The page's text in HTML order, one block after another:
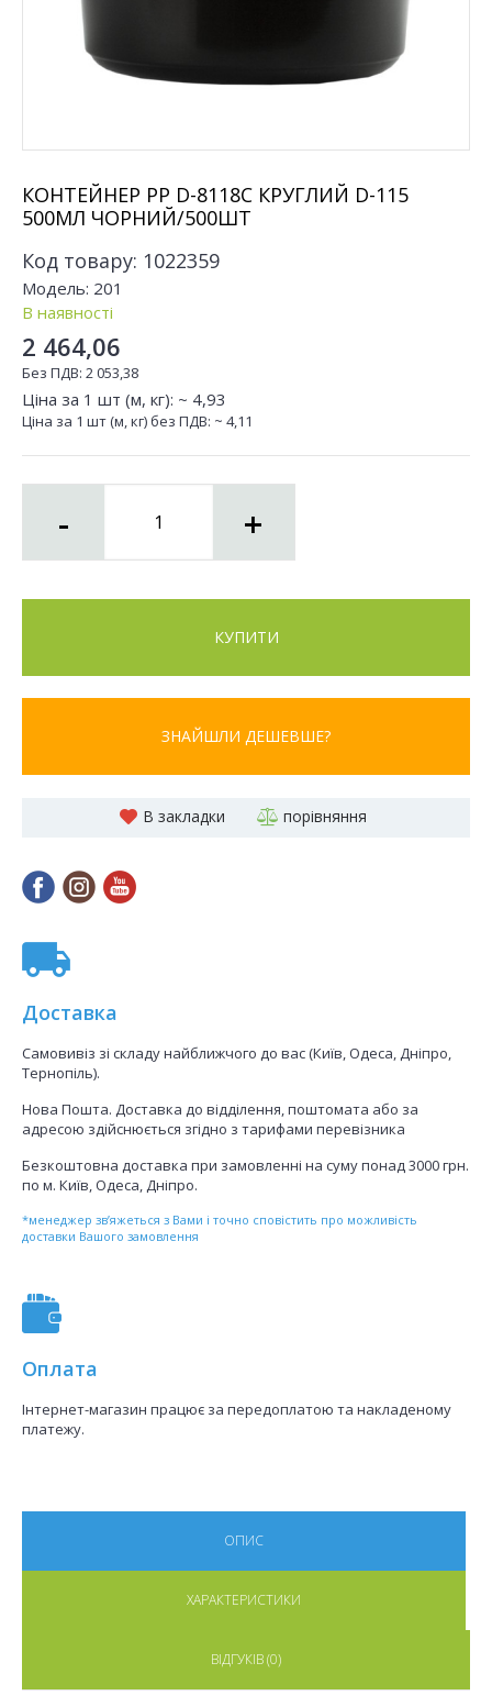
КОНТЕЙНЕР PP D-8118C КРУГЛИЙ D-115
500МЛ ЧОРНИЙ/500ШТ
Код товару: 1022359
Модель: 201
В наявності
2 464,06
Без ПДВ: 2 053,38
Ціна за 1 шт (м, кг): ~ 4,93
Ціна за 1 шт (м, кг) без ПДВ: ~ 4,11
- +
КУПИТИ
ЗНАЙШЛИ ДЕШЕВШЕ?
В закладки порівняння
Доставка
Самовивіз зі складу найближчого до вас (Київ, Одеса, Дніпро,
Тернопіль).
Нова Пошта. Доставка до відділення, поштомата або за
адресою здійснюється згідно з тарифами перевізника
Безкоштовна доставка при замовленні на суму понад 3000 грн.
по м. Київ, Одеса, Дніпро.
*менеджер зв’яжеться з Вами і точно сповістить про можливість
доставки Вашого замовлення
Оплата
Інтернет-магазин працює за передоплатою та накладеному
платежу.
ОПИС
ХАРАКТЕРИСТИКИ
ВІДГУКІВ (0)